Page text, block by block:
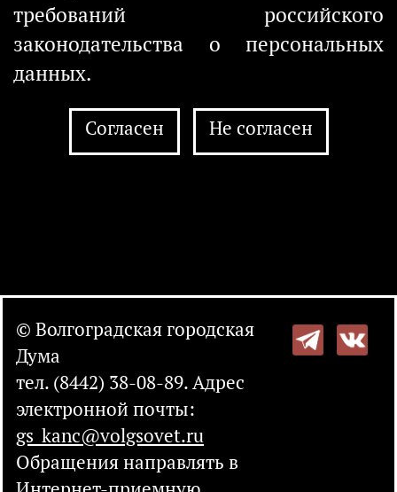
требований российского
законодательства о персональных
данных.
Согласен Не согласен
© Волгоградская городская
Дума
тел. (8442) 38-08-89. Адрес
электронной почты:
gs_kanc@volgsovet.ru
Обращения направлять в